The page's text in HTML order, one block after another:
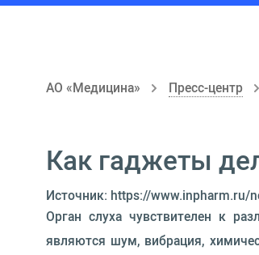
АО «Медицина» Пресс-центр
Как гаджеты
Источник: https://www.inpharm.ru/
Орган слуха чувствителен к
являются шум, вибрация,